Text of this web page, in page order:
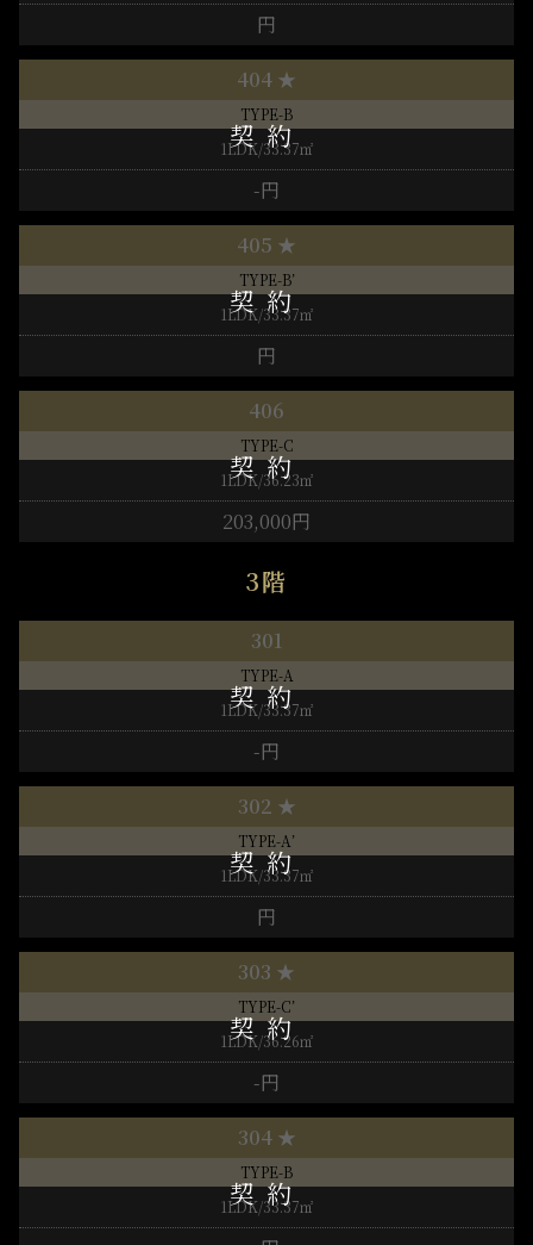
円
404 ★
TYPE-B
1LDK/33.37㎡
-円
405 ★
TYPE-B’
1LDK/33.37㎡
円
406
TYPE-C
1LDK/36.23㎡
203,000円
3階
301
TYPE-A
1LDK/33.37㎡
-円
302 ★
TYPE-A’
1LDK/33.37㎡
円
303 ★
TYPE-C’
1LDK/36.26㎡
-円
304 ★
TYPE-B
1LDK/33.37㎡